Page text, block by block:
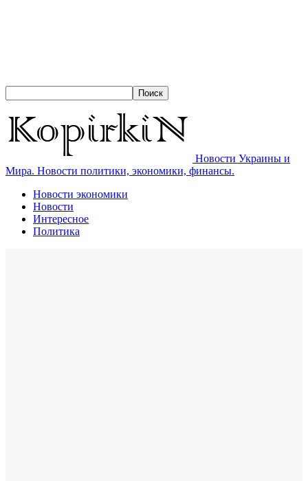
Новости Украины и
Мира. Новости политики, экономики, финансы.
Новости экономики
Новости
Интересное
Политика